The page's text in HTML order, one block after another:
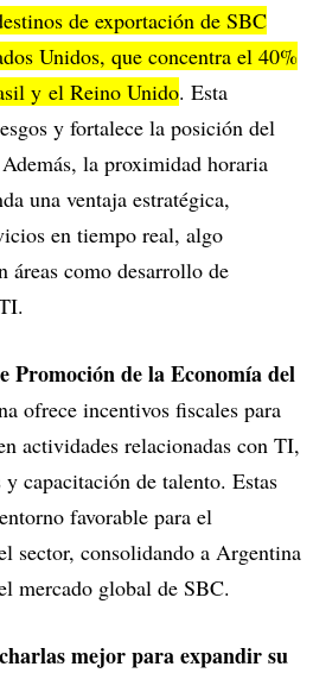
de exportación de SBC
Unidos, que concentra el 40%
y el Reino Unido. Esta
y fortalece la posición del
la proximidad horaria
una ventaja estratégica,
en tiempo real, algo
áreas como desarrollo de
Promoción de la Economía del
ofrece incentivos fiscales para
actividades relacionadas con TI,
capacitación de talento. Estas
favorable para el
sector, consolidando a Argentina
mercado global de SBC.
mejor para expandir su